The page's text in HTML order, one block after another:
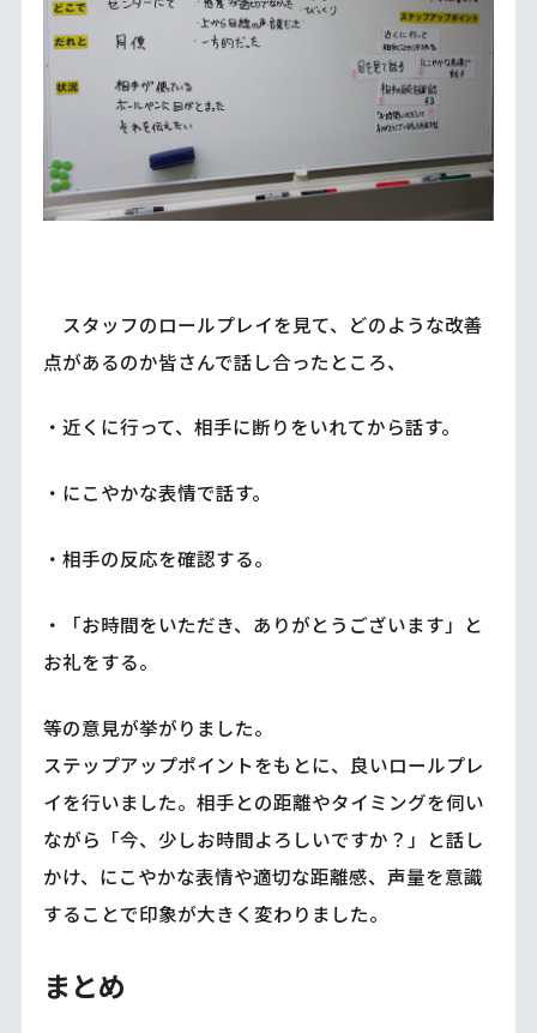
スタッフのロールプレイを見て、どのような改善
点があるのか皆さんで話し合ったところ、
・近くに行って、相手に断りをいれてから話す。
・にこやかな表情で話す。
・相手の反応を確認する。
・「お時間をいただき、ありがとうございます」と
お礼をする。
等の意見が挙がりました。
ステップアップポイントをもとに、良いロールプレ
イを行いました。相手との距離やタイミングを伺い
ながら「今、少しお時間よろしいですか？」と話し
かけ、にこやかな表情や適切な距離感、声量を意識
することで印象が大きく変わりました。
まとめ